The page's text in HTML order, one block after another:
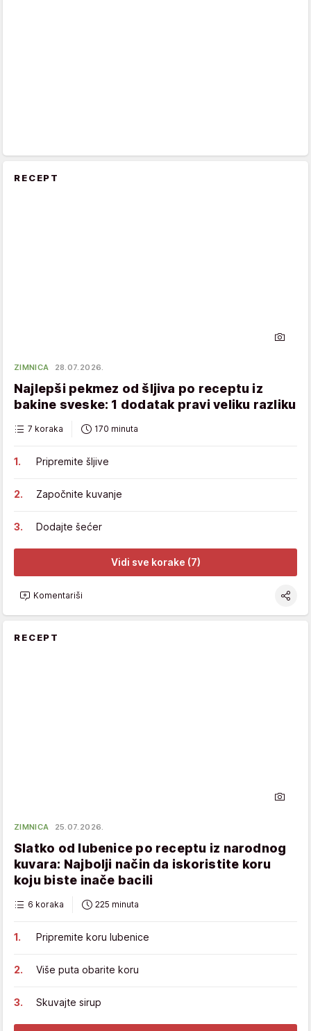
RECEPT
ZIMNICA 28.07.2026.
Najlepši pekmez od šljiva po receptu iz
bakine sveske: 1 dodatak pravi veliku razliku
7 koraka 170 minuta
Pripremite šljive
Započnite kuvanje
Dodajte šećer
Vidi sve korake (7)
Komentariši
RECEPT
ZIMNICA 25.07.2026.
Slatko od lubenice po receptu iz narodnog
kuvara: Najbolji način da iskoristite koru
koju biste inače bacili
6 koraka 225 minuta
Pripremite koru lubenice
Više puta obarite koru
Skuvajte sirup